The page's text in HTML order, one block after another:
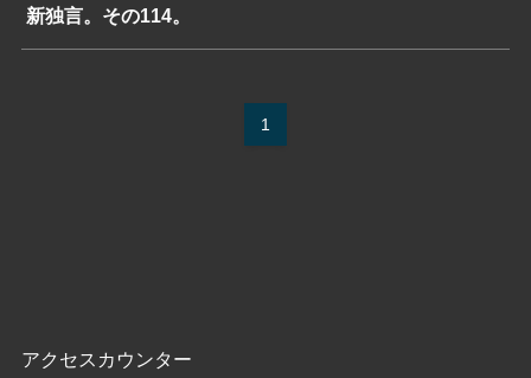
新独言。その114。
1
アクセスカウンター